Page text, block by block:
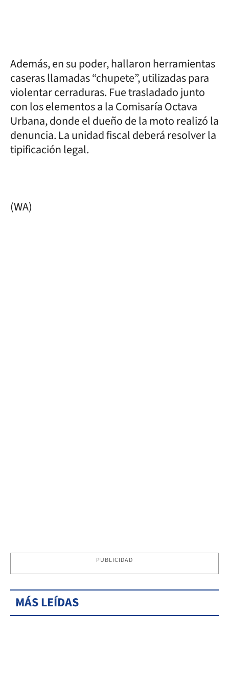
Además, en su poder, hallaron herramientas
caseras llamadas “chupete”, utilizadas para
violentar cerraduras. Fue trasladado junto
con los elementos a la Comisaría Octava
Urbana, donde el dueño de la moto realizó la
denuncia. La unidad fiscal deberá resolver la
tipificación legal.
(WA)
PUBLICIDAD
MÁS LEÍDAS